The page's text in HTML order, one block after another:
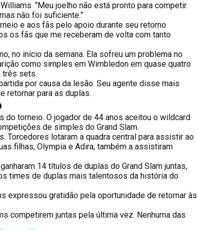
“Meu joelho não está pronto para competir.
não foi suficiente.”
e aos fãs pelo apoio durante seu retorno.
os fãs que me receberam de volta com tanto
no início da semana. Ela sofreu um problema no
como simples em Wimbledon em quase quatro
três sets.
por causa da lesão. Seu agente disse mais
retornar para as duplas.
torneio. O jogador de 44 anos aceitou o wildcard
de simples do Grand Slam.
Torcedores lotaram a quadra central para assistir ao
filhas, Olympia e Adira, também a assistiram
14 títulos de duplas do Grand Slam juntas,
times de duplas mais talentosos da história do
expressou gratidão pela oportunidade de retornar às
competirem juntas pela última vez. Nenhuma das